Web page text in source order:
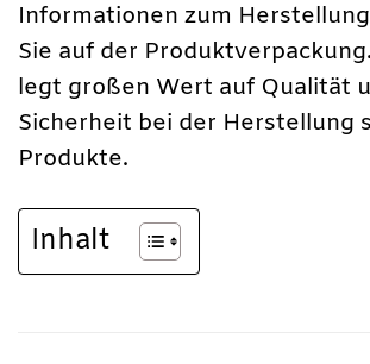
Informationen zum
Sie auf der
legt großen Wert auf Qualität
Sicherheit bei der Herstellung
Produkte.
Inhalt